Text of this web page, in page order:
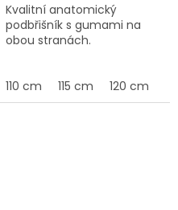
125 cm 130 cm 135 cm
Kvalitní anatomický
podbřišník s gumami na
obou stranách.
110 cm 115 cm 120 cm